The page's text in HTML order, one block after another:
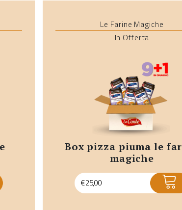
Le Farine Magiche
In Offerta
box pizza piuma le farine
magiche
€25,00